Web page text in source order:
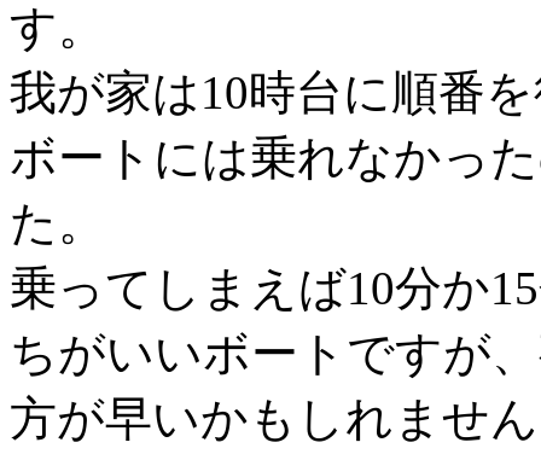
す。
我が家は10時台に順番
ボートには乗れなかっ
た。
乗ってしまえば10分か
ちがいいボートですが
方が早いかもしれませ